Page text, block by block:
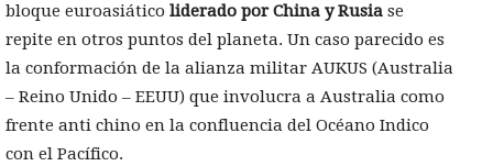
bloque euroasiático liderado por China y Rusia se
repite en otros puntos del planeta. Un caso parecido es
la conformación de la alianza militar AUKUS (Australia
– Reino Unido – EEUU) que involucra a Australia como
frente anti chino en la confluencia del Océano Indico
con el Pacífico.